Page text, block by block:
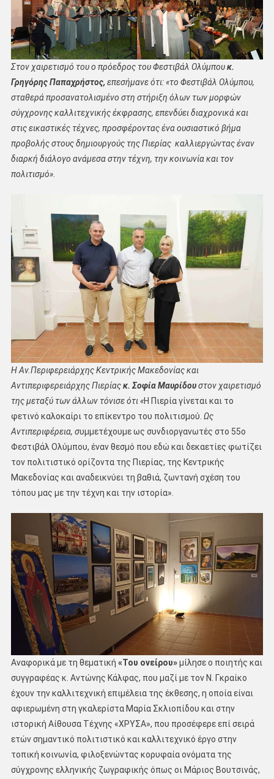
Στον χαιρετισμό του ο πρόεδρος του Φεστιβάλ Ολύμπουκ.
Γρηγόρης Παπαχρήστος, επεσήμανε ότι: «το Φεστιβάλ Ολύμπου,
σταθερά προσανατολισμένο στη στήριξη όλων των μορφών
σύγχρονης καλλιτεχνικής έκφρασης, επενδύει διαχρονικά και
στις εικαστικές τέχνες, προσφέροντας ένα ουσιαστικό βήμα
προβολής στους δημιουργούς της Πιερίας καλλιεργώντας έναν
διαρκή διάλογο ανάμεσα στην τέχνη, την κοινωνία και τον
πολιτισμό».
Η Αν.Περιφερειάρχης Κεντρικής Μακεδονίας και
Αντιπεριφερειάρχης Πιερίαςκ. Σοφία Μαυρίδουστον χαιρετισμό
της μεταξύ των άλλων τόνισε ότι «Η Πιερία γίνεται και το
φετινό καλοκαίρι το επίκεντρο του πολιτισμού. Ως
Αντιπεριφέρεια, συμμετέχουμε ως συνδιοργανωτές στο 55ο
Φεστιβάλ Ολύμπου, έναν θεσμό που εδώ και δεκαετίες φωτίζει
τον πολιτιστικό ορίζοντα της Πιερίας, της Κεντρικής
Μακεδονίας και αναδεικνύει τη βαθιά, ζωντανή σχέση του
τόπου μας με την τέχνη και την ιστορία».
Αναφορικά με τη θεματική «Του ονείρου»μίλησε ο ποιητής και
συγγραφέας κ. Αντώνης Κάλφας, που μαζί με τον Ν. Γκραίκο
έχουν την καλλιτεχνική επιμέλεια της έκθεσης, η οποία είναι
αφιερωμένη στη γκαλερίστα Μαρία Σκλιοπίδου και στην
ιστορική Αίθουσα Τέχνης «ΧΡΥΣΑ», που προσέφερε επί σειρά
ετών σημαντικό πολιτιστικό και καλλιτεχνικό έργο στην
τοπική κοινωνία, φιλοξενώντας κορυφαία ονόματα της
σύγχρονης ελληνικής ζωγραφικής όπως οι Μάριος Βουτσινάς,